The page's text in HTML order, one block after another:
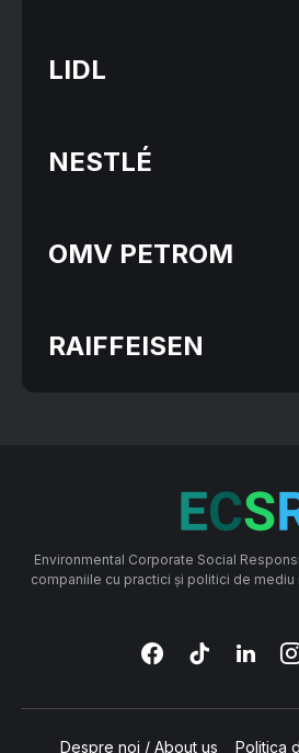
LIDL
NESTLÉ
OMV PETROM
RAIFFEISEN
Environmental Corporate Social
companiile cu practici și politici de mediu
Despre noi / About us Politica